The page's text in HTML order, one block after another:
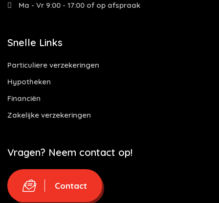
Ma - Vr 9:00 - 17:00 of op afspraak
Snelle Links
Particuliere verzekeringen
Hypotheken
Financiën
Zakelijke verzekeringen
Vragen? Neem contact op!
Contact